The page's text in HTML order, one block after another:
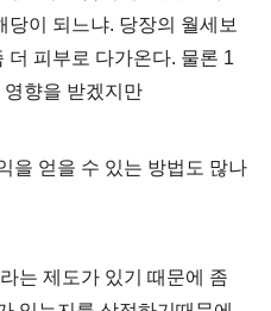
이 되느냐. 당장의 월세보
더 피부로 다가온다. 물론 1
향을 받겠지만
을 얻을 수 있는 방법도 많나
는 제도가 있기 때문에 좀